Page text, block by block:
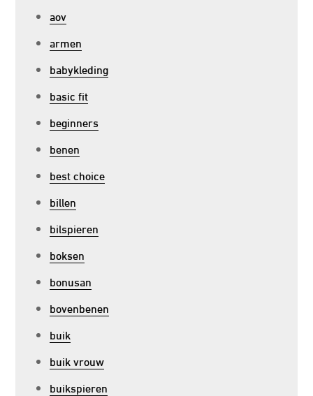
aov
armen
babykleding
basic fit
beginners
benen
best choice
billen
bilspieren
boksen
bonusan
bovenbenen
buik
buik vrouw
buikspieren